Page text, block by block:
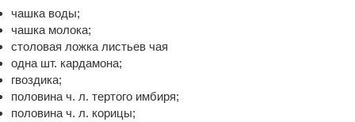
чашка воды;
чашка молока;
столовая ложка листьев чая
одна шт. кардамона;
гвоздика;
половина ч. л. тертого имбиря;
половина ч. л. корицы;